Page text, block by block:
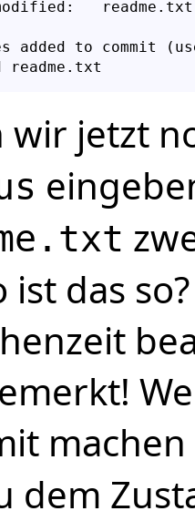
readme.txt
added to commit
wir jetzt
ist das
dem